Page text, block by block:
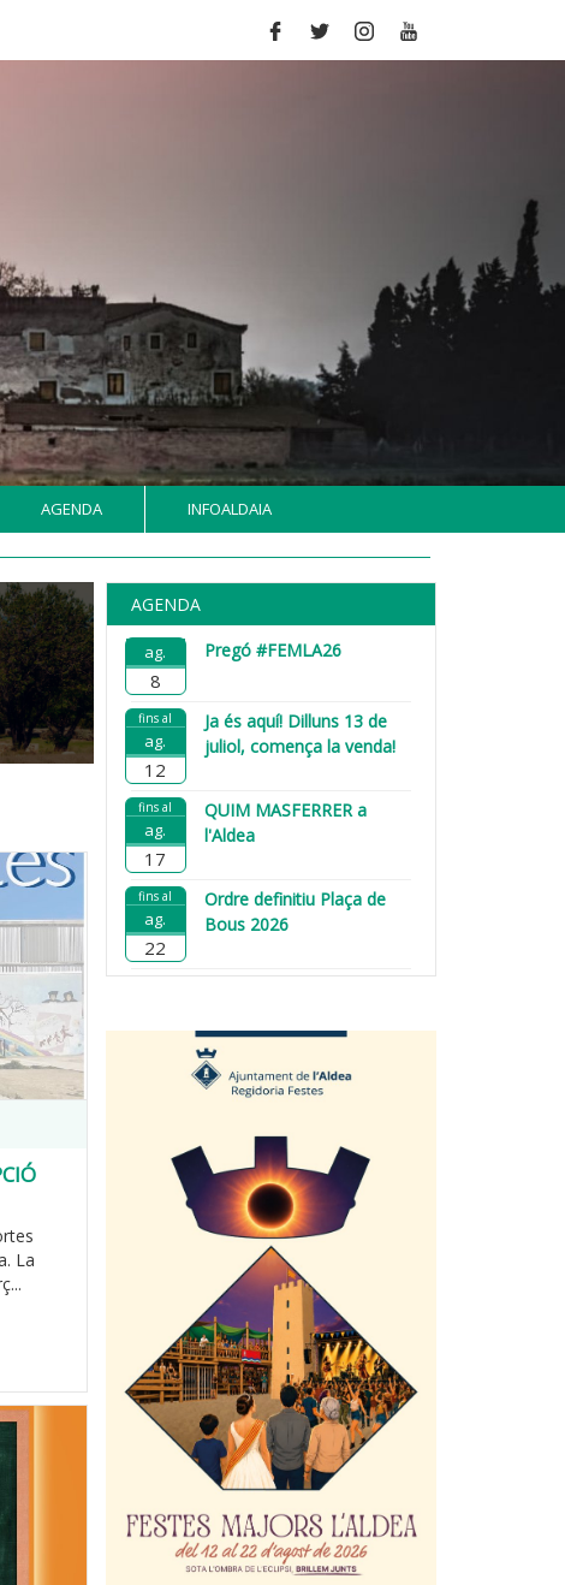
AGENDA INFOALDAIA
La
AGENDA
ag.
8
Pregó #FEMLA26
fins al
ag.
12
Ja és aquí! Dilluns 13 de
juliol, comença la venda!
fins al
ag.
17
QUIM MASFERRER a
l'Aldea
fins al
ag.
22
Ordre definitiu Plaça de
Bous 2026